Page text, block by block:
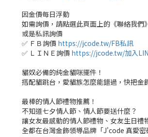
因金價每日浮動
如需詢價，請點選此頁面上的《聯絡我們
或是私訊詢價
✅ ＦＢ詢價 https://jcode.tw/FB私訊
✅ ＬＩＮＥ詢價 https://jcode.tw/加入
貓奴必備的純金貓咪擺件！
搭配貓跳台，愛貓族怎麼能錯過，快把金
最棒的情人節禮物推薦！
不知道七夕情人節、情人節要送什麼？
讓女友最感動的情人節禮物、女友生日禮
全都在台灣金飾領導品牌「J'code 真愛密